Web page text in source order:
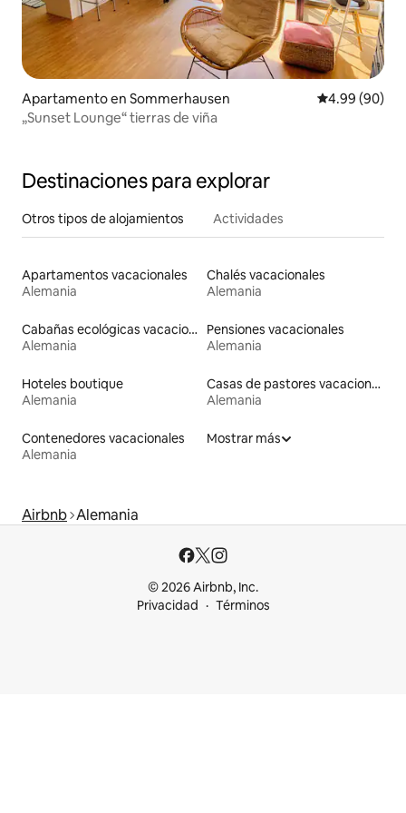
Apartamento en Sommerhausen Calificación
4.99 (90)
„Sunset Lounge“ tierras de viña
Destinaciones para explorar
Otros tipos de alojamientos Actividades
Apartamentos vacacionales
Alemania
Chalés vacacionales
Alemania
Cabañas ecológicas vacacionales
Alemania
Pensiones vacacionales
Alemania
Hoteles boutique
Alemania
Casas de pastores vacacionales
Alemania
Contenedores vacacionales
Alemania
Mostrar más
Airbnb Alemania
© 2026 Airbnb, Inc.
Privacidad
Términos